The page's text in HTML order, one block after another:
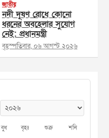
জাতীয়
নদী দূষণ রোধে কোনো
ধরনের অবহেলার সুযোগ
নেই: প্রধানমন্ত্রী
বৃহস্পতিবার, ০৬ আগস্ট ২০২৬
বুধ বৃহঃ শুক্র শনি